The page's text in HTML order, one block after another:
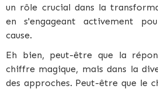
un rôle crucial dans la
en s'engageant activement
cause.
Eh bien, peut-être que la
chiffre magique, mais dans la
des approches. Peut-être que le